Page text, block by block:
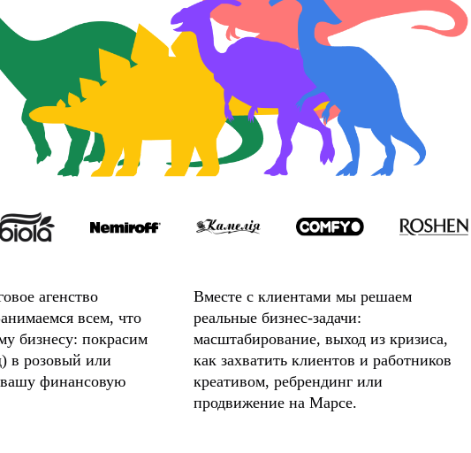
агенство
всем, что
бизнесу: покрасим
в розовый или
финансовую
Вместе с клиентами мы решаем
реальные бизнес-задачи:
масштабирование, выход из кризиса,
как захватить клиентов и работников
креативом, ребрендинг или
продвижение на Марсе.